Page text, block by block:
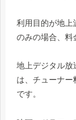
利用目的が地上
のみの場合、料
地上デジタル放
は、チューナー
です。